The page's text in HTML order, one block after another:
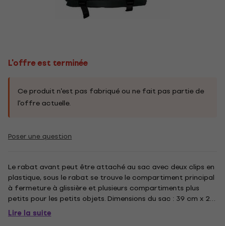
L'offre est terminée
Ce produit n'est pas fabriqué ou ne fait pas partie de
l'offre actuelle.
Poser une question
Le rabat avant peut être attaché au sac avec deux clips en
plastique, sous le rabat se trouve le compartiment principal
à fermeture à glissière et plusieurs compartiments plus
petits pour les petits objets. Dimensions du sac : 39 cm x 27
cm x 12 cm. Le sac a une bandoulière réglable de 85 à 140
cm.
Lire la suite